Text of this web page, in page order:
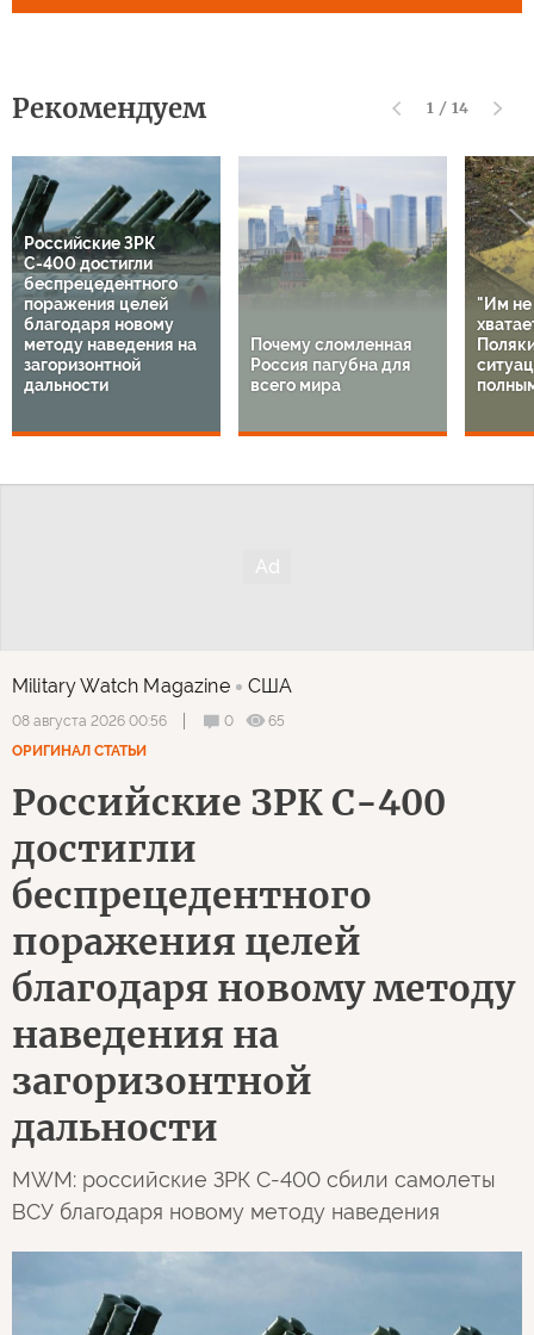
Рекомендуем 1 / 14
Российские ЗРК
С-400 достигли
беспрецедентного
поражения целей
благодаря новому
методу наведения на
загоризонтной
дальности
Почему сломленная
Россия пагубна для
всего мира
"Им не
Military Watch Magazine США
08 августа 2026 00:56 0
65
ОРИГИНАЛ СТАТЬИ
Российские ЗРК С-400
достигли
беспрецедентного
поражения целей
благодаря новому методу
наведения на
загоризонтной
дальности
MWM: российские ЗРК С-400 сбили самолеты
ВСУ благодаря новому методу наведения